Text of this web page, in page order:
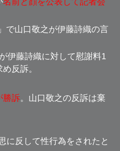
名前と顔を公表して記者会
で山口敬之が伊藤詩織の言
伊藤詩織に対して慰謝料1
反訴。
勝訴。山口敬之の反訴は棄
に反して性行為をされたと